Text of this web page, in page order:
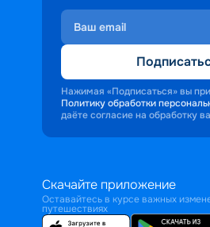
Нажимая «Подписаться» вы
Политику обработки
даёте согласие на обработку
Скачайте приложение
Оставайтесь в курсе важных
путешествиях